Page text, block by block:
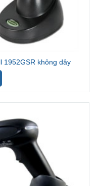
1952GSR không dây